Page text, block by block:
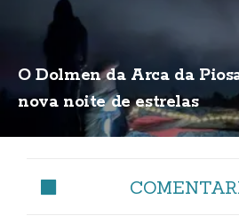
O Dolmen da Arca da
nova noite de estrelas